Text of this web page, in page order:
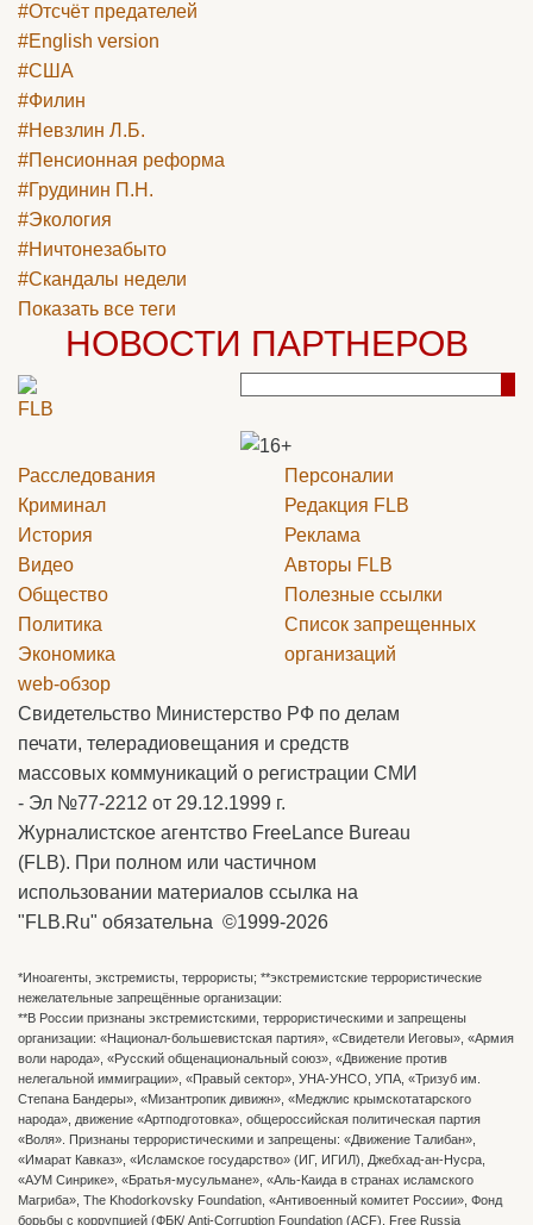
#Отсчёт предателей
#English version
#США
#Филин
#Невзлин Л.Б.
#Пенсионная реформа
#Грудинин П.Н.
#Экология
#Ничтонезабыто
#Скандалы недели
Показать все теги
НОВОСТИ ПАРТНЕРОВ
Расследования
Криминал
История
Видео
Общество
Политика
Экономика
web-обзор
Персоналии
Редакция FLB
Реклама
Авторы FLB
Полезные ссылки
Список запрещенных
организаций
Свидетельство Министерство РФ по делам
печати, телерадиовещания и средств
массовых коммуникаций о регистрации СМИ
- Эл №77-2212 от 29.12.1999 г.
Журналистское агентство FreeLance Bureau
(FLB). При полном или частичном
использовании материалов ссылка на
"FLB.Ru" обязательна ©1999-2026
*Иноагенты, экстремисты, террористы; **экстремистские террористические
нежелательные запрещённые организации:
**В России признаны экстремистскими, террористическими и запрещены
организации: «Национал-большевистская партия», «Свидетели Иеговы», «Армия
воли народа», «Русский общенациональный союз», «Движение против
нелегальной иммиграции», «Правый сектор», УНА-УНСО, УПА, «Тризуб им.
Степана Бандеры», «Мизантропик дивижн», «Меджлис крымскотатарского
народа», движение «Артподготовка», общероссийская политическая партия
«Воля». Признаны террористическими и запрещены: «Движение Талибан»,
«Имарат Кавказ», «Исламское государство» (ИГ, ИГИЛ), Джебхад-ан-Нусра,
«АУМ Синрике», «Братья-мусульмане», «Аль-Каида в странах исламского
Магриба», The Khodorkovsky Foundation, «Антивоенный комитет России», Фонд
борьбы с коррупцией (ФБК/ Anti-Corruption Foundation (ACF), Free Russia